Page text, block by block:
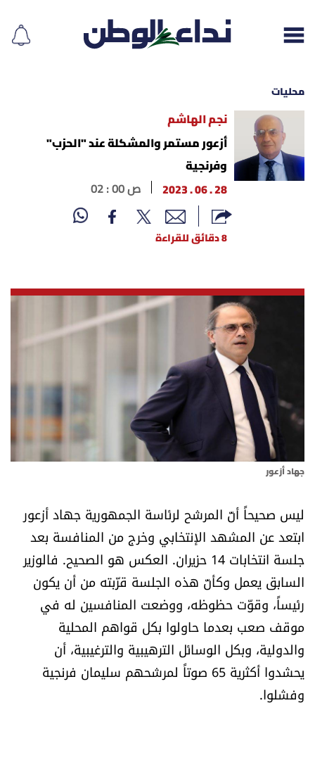
إقرأ الجريدة
لبنان
محليات
متفرقات
نداء القرّاء
خاص الموقع
تحت المجهر
آراء
اقتصاد
العالم
الصحافة الإسرائيلية
محليات
نجم الهاشم
أزعور مستمر والمشكلة عند "الحزب"
وفرنجية
28 . 06 . 2023
02 : 00 ص
8 دقائق للقراءة
جهاد أزعور
ليس صحيحاً أنّ المرشح لرئاسة الجمهورية جهاد أزعور
ابتعد عن المشهد الإنتخابي وخرج من المنافسة بعد
جلسة انتخابات 14 حزيران. العكس هو الصحيح. فالوزير
السابق يعمل وكأنّ هذه الجلسة قرّبته من أن يكون
رئيساً، وقوّت حظوظه، ووضعت المنافسين له في
موقف صعب بعدما حاولوا بكل قواهم المحلية
والدولية، وبكل الوسائل الترهيبية والترغيبية، أن
يحشدوا أكثرية 65 صوتاً لمرشحهم سليمان فرنجية
وفشلوا.